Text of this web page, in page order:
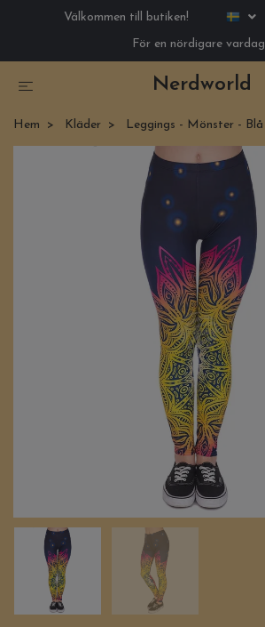
Välkommen till butiken!
För en nördigare vardag
Nerdworld
Hem Kläder Leggings - Mönster - Blå